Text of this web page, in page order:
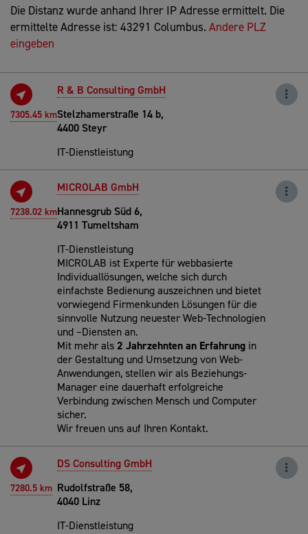
Die Distanz wurde anhand Ihrer IP Adresse ermittelt. Die
ermittelte Adresse ist: 43291 Columbus. Andere PLZ
eingeben
7305.45 km
R & B Consulting GmbH
Stelzhamerstraße 14 b,
4400 Steyr
IT-Dienstleistung
7238.02 km
MICROLAB GmbH
Hannesgrub Süd 6,
4911 Tumeltsham
IT-Dienstleistung
MICROLAB ist Experte für webbasierte
Individuallösungen, welche sich durch
einfachste Bedienung auszeichnen und bietet
vorwiegend Firmenkunden Lösungen für die
sinnvolle Nutzung neuester Web-Technologien
und –Diensten an.
Mit mehr als 2 Jahrzehnten an Erfahrung in
der Gestaltung und Umsetzung von Web-
Anwendungen, stellen wir als Beziehungs-
Manager eine dauerhaft erfolgreiche
Verbindung zwischen Mensch und Computer
sicher.
Wir freuen uns auf Ihren Kontakt.
7280.5 km
DS Consulting GmbH
Rudolfstraße 58,
4040 Linz
IT-Dienstleistung